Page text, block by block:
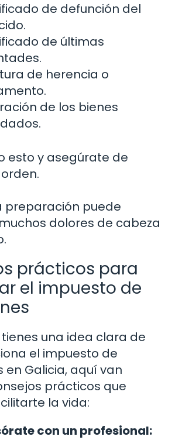
de defunción del
de últimas
de herencia o
de los bienes
esto y asegúrate de
preparación puede
dolores de cabeza
prácticos para
el impuesto de
una idea clara de
el impuesto de
en Galicia, aquí van
prácticos que
la vida:
con un profesional: